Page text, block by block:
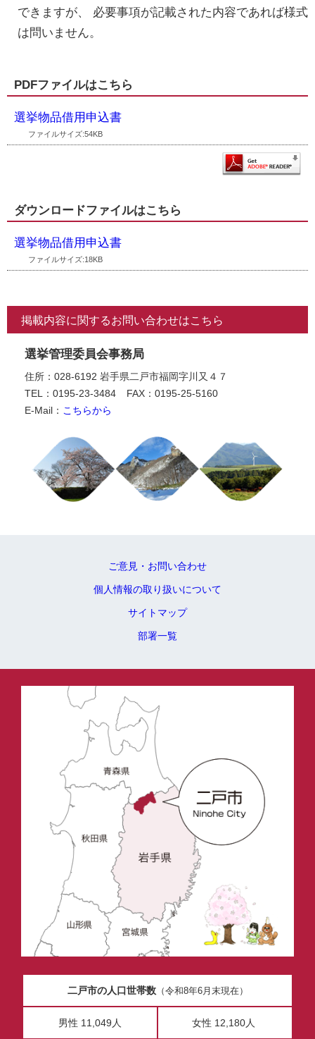
できますが、 必要事項が記載された内容であれば様式
は問いません。
PDFファイルはこちら
選挙物品借用申込書
ファイルサイズ:54KB
ダウンロードファイルはこちら
選挙物品借用申込書
ファイルサイズ:18KB
掲載内容に関するお問い合わせはこちら
選挙管理委員会事務局
住所：028-6192 岩手県二戸市福岡字川又４７
TEL：0195-23-3484
FAX：0195-25-5160
E-Mail： こちらから
ご意見・お問い合わせ
個人情報の取り扱いについて
サイトマップ
部署一覧
二戸市の人口世帯数（令和8年6月末現在）
男性 11,049人 女性 12,180人